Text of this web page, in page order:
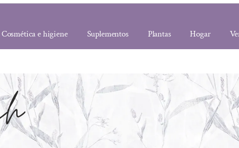
Cosmética e higiene Suplementos Plantas Hogar